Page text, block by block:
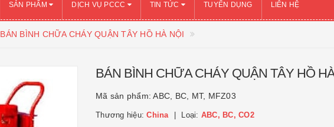
SẢN PHẨM DỊCH VỤ PCCC TIN TỨC TUYỂN DỤNG LIÊN HỆ
BÁN BÌNH CHỮA CHÁY QUẬN TÂY HỒ HÀ NỘI
BÁN BÌNH CHỮA CHÁY QUẬN TÂY HỒ
Mã sản phẩm:ABC, BC, MT, MFZ03
Thương hiệu:China Loại: ABC, BC, CO2